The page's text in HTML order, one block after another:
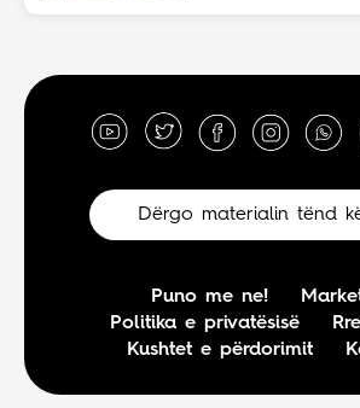
Dërgo materialin tënd
Puno me ne!
Politika e privatësisë
Kushtet e përdorimit